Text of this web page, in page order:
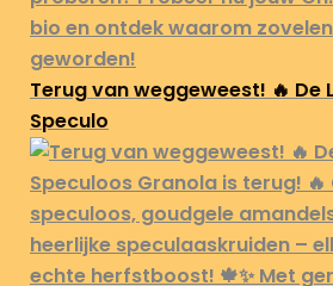
Terug van weggeweest! 🔥 De
Speculo